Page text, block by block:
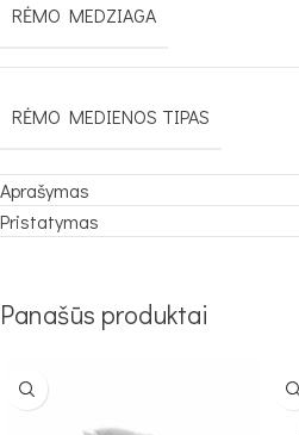
RĖMO MEDZIAGA
RĖMO MEDIENOS TIPAS
Aprašymas
Pristatymas
Panašūs produktai